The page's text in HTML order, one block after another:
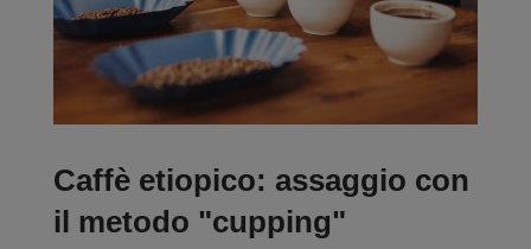
Caffè etiopico: assaggio con
il metodo "cupping"